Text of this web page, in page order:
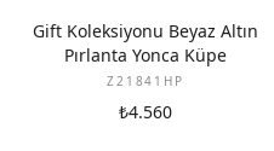
YENI
Gift Koleksiyonu Beyaz Altın
Pırlanta Yonca Küpe
Z21841HP
₺4.560